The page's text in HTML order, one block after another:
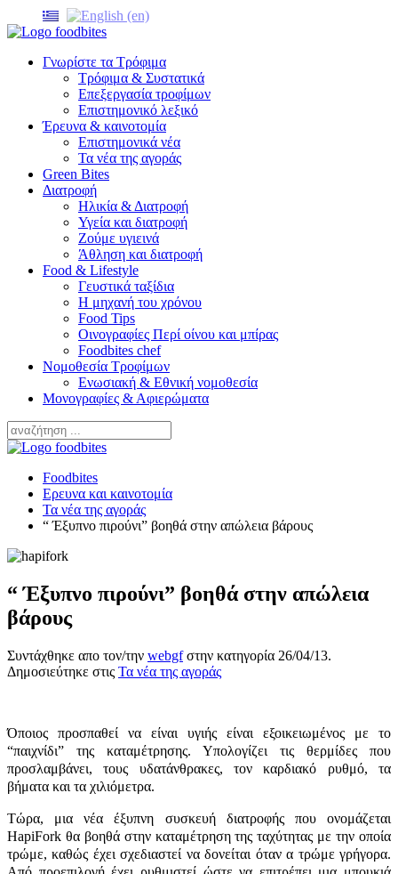
Γνωρίστε τα Τρόφιμα
Τρόφιμα & Συστατικά
Επεξεργασία τροφίμων
Επιστημονικό λεξικό
Έρευνα & καινοτομία
Επιστημονικά νέα
Τα νέα της αγοράς
Green Bites
Διατροφή
Ηλικία & Διατροφή
Υγεία και διατροφή
Ζούμε υγιεινά
Άθληση και διατροφή
Food & Lifestyle
Γευστικά ταξίδια
Η μηχανή του χρόνου
Food Tips
Οινογραφίες Περί οίνου και μπίρας
Foodbites chef
Νομοθεσία Τροφίμων
Ενωσιακή & Εθνική νομοθεσία
Μονογραφίες & Αφιερώματα
Foodbites
Ερευνα και καινοτομία
Τα νέα της αγοράς
“ Έξυπνο πιρούνι” βοηθά στην απώλεια βάρους
“ Έξυπνο πιρούνι” βοηθά στην απώλεια
βάρους
Συντάχθηκε απο τον/την webgfστην κατηγορία 26/04/13.
Δημοσιεύτηκε στις Τα νέα της αγοράς
Όποιος προσπαθεί να είναι υγιής είναι εξοικειωμένος με το
“παιχνίδι” της καταμέτρησης. Υπολογίζει τις θερμίδες που
προσλαμβάνει, τους υδατάνθρακες, τον καρδιακό ρυθμό, τα
βήματα και τα χιλιόμετρα.
Τώρα, μια νέα έξυπνη συσκευή διατροφής που ονομάζεται
HapiFork θα βοηθά στην καταμέτρηση της ταχύτητας με την οποία
τρώμε, καθώς έχει σχεδιαστεί να δονείται όταν α τρώμε γρήγορα.